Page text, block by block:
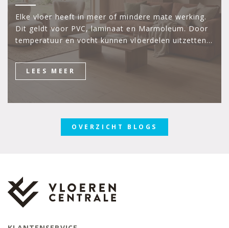
Elke vloer heeft in meer of mindere mate werking.
Dit geldt voor PVC, laminaat en Marmoleum. Door
temperatuur en vocht kunnen vloerdelen uitzetten…
LEES MEER
OVERZICHT BLOGS